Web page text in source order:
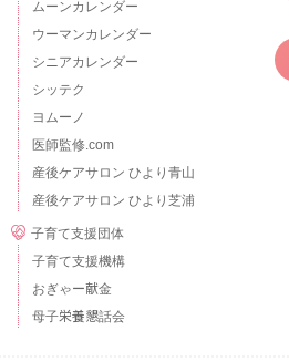
ムーンカレンダー
ウーマンカレンダー
シニアカレンダー
シッテク
ヨムーノ
医師監修.com
産後ケアサロン ひより青山
産後ケアサロン ひより芝浦
子育て支援団体
子育て支援機構
おぎゃー献金
母子栄養懇話会